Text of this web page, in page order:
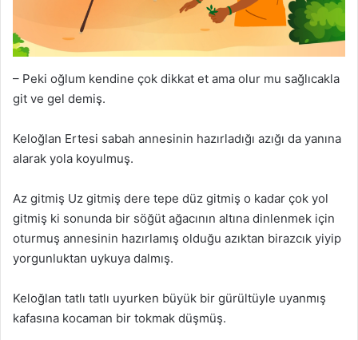
– Peki oğlum kendine çok dikkat et ama olur mu sağlıcakla
git ve gel demiş.
Keloğlan Ertesi sabah annesinin hazırladığı azığı da yanına
alarak yola koyulmuş.
Az gitmiş Uz gitmiş dere tepe düz gitmiş o kadar çok yol
gitmiş ki sonunda bir söğüt ağacının altına dinlenmek için
oturmuş annesinin hazırlamış olduğu azıktan birazcık yiyip
yorgunluktan uykuya dalmış.
Keloğlan tatlı tatlı uyurken büyük bir gürültüyle uyanmış
kafasına kocaman bir tokmak düşmüş.